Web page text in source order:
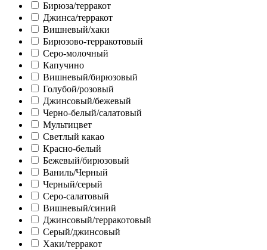
Бирюза/терракот
Джинса/терракот
Вишневый/хаки
Бирюзово-терракотовый
Серо-молочный
Капучино
Вишневый/бирюзовый
Голубой/розовый
Джинсовый/бежевый
Черно-белый/салатовый
Мультицвет
Светлый какао
Красно-белый
Бежевый/бирюзовый
Ваниль/Черный
Черный/серый
Серо-салатовый
Вишневый/синий
Джинсовый/терракотовый
Серый/джинсовый
Хаки/терракот